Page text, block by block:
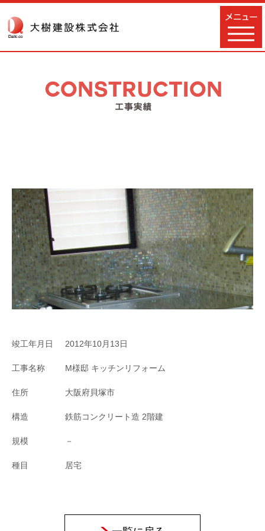
会社概要
自然環境事業への取り組み
お問い合わせ
竣工年月日 2012年10月13日
工事名称 M様邸 キッチンリフォーム
住所 大阪府貝塚市
構造 鉄筋コンクリート造 2階建
規模 －
種目 居宅